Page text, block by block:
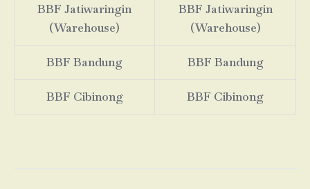
BBF Jatiwaringin
(Warehouse)
BBF Jatiwaringin
(Warehouse)
BBF Bandung BBF Bandung
BBF Cibinong BBF Cibinong